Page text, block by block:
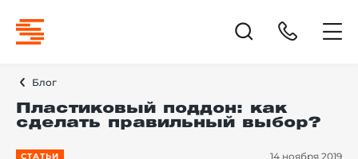
Блог
Пластиковый поддон: как
сделать правильный выбор?
СТАТЬИ 14 ноября 2019